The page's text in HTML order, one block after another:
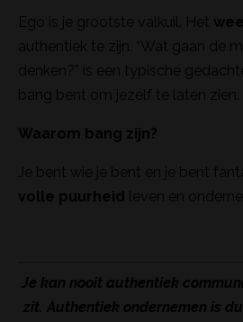
Ego is je grootste valkuil. Het
authentiek te zijn. “Wat gaan de
denken?” is een typische
bang bent om jezelf te laten zien.
Waarom bang zijn?
Je bent wie je bent en je bent
volle puurheid leven en
Je kan nooit authentiek
zit. Authentiek ondernemen is